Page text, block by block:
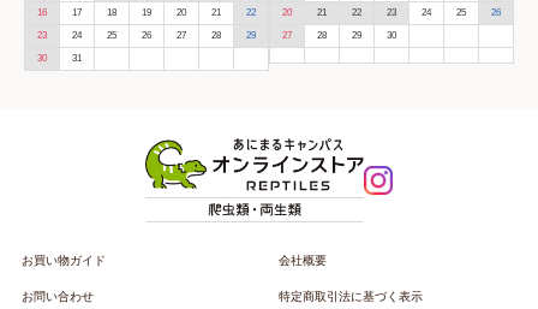
16 17 18 19 20 21 22
23 24 25 26 27 28 29
30 31
20 21 22 23 24 25 26
27 28 29 30
お買い物ガイド 会社概要
お問い合わせ 特定商取引法に基づく表示